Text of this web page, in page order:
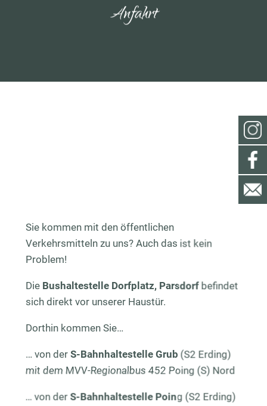
Anfahrt
Sie kommen mit den öffentlichen
Verkehrsmitteln zu uns? Auch das ist kein
Problem!
Die Bushaltestelle Dorfplatz, Parsdorfbefindet
sich direkt vor unserer Haustür.
Dorthin kommen Sie…
… von der S-Bahnhaltestelle Grub (S2 Erding)
mit dem MVV-Regionalbus 452 Poing (S) Nord
… von der S-Bahnhaltestelle Poing (S2 Erding)